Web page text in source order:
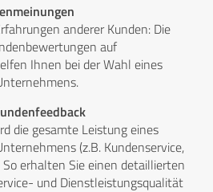
anderer Kunden: Die
auf
Ihnen bei der Wahl eines
die gesamte Leistung eines
(z.B. Kundenservice,
erhalten Sie einen detaillierten
und Dienstleistungsqualität